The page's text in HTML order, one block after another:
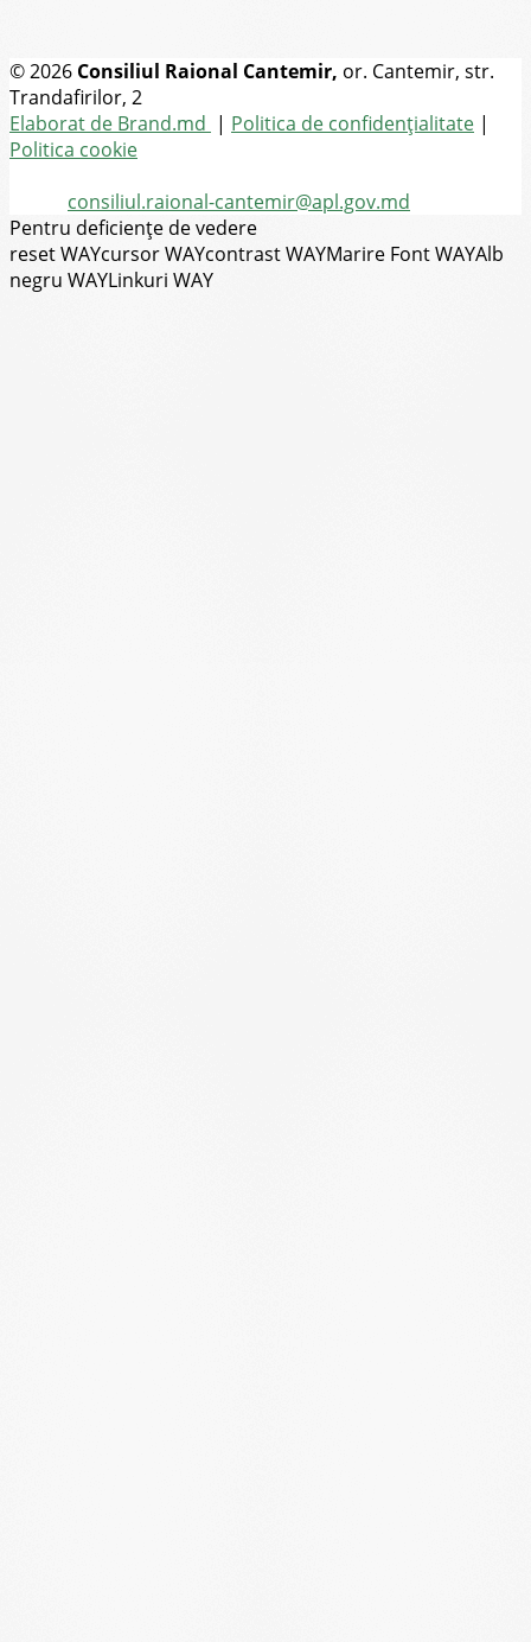
© 2026 Consiliul Raional Cantemir, or. Cantemir, str.
Trandafirilor, 2
Elaborat de Brand.md | Politica de confidențialitate |
Politica cookie
consiliul.raional-cantemir@apl.gov.md
Pentru deficiențe de vedere
reset WAYcursor WAYcontrast WAYMarire Font WAYAlb
negru WAYLinkuri WAY